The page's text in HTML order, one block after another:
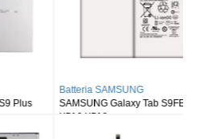
Batteria SAMSUNG
SAMSUNG Galaxy Tab S9FE X510
X516 X518